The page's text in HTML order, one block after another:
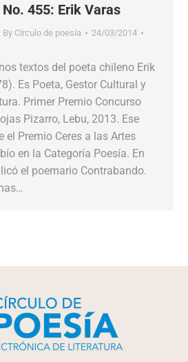
455: Erik Varas
By Círculo de poesía
24/03/2014
textos del poeta chileno Erik
Es Poeta, Gestor Cultural y
Primer Premio Concurso
Pizarro, Lebu, 2013. Ese
el Premio Ceres a las Artes
en la Categoría Poesía. En
el poemario Contrabando.